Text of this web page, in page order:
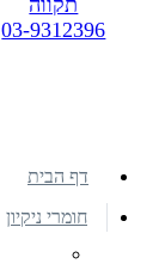
תקווה
03-9312396
דף הבית
חומרי ניקיון